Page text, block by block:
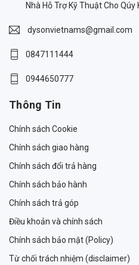
Nhà Hỗ Trợ Kỹ Thuật Cho Qúy
dysonvietnams@gmail.com
0847111444
0944650777
Thông Tin
Chính sách Cookie
Chính sách giao hàng
Chính sách đổi trả hàng
Chính sách bảo hành
Chính sách trả góp
Điều khoản và chính sách
Chính sách bảo mật (Policy)
Từ chối trách nhiệm (disclaimer)